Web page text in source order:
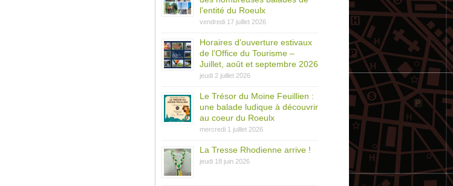
l’entité du Roeulx
vendredi 17 juillet 2026
Horaires d’ouverture estivaux
de l’Office du Tourisme –
Juillet, août et septembre 2026
jeudi 2 juillet 2026
Le Trésor du Moine Feuillien :
une balade ludique à découvrir
au coeur du Roeulx
mercredi 1 juillet 2026
La Tresse Rhodienne arrive !
jeudi 18 juin 2026